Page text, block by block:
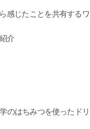
感じたことを共有するワ
介
のはちみつを使ったドリ